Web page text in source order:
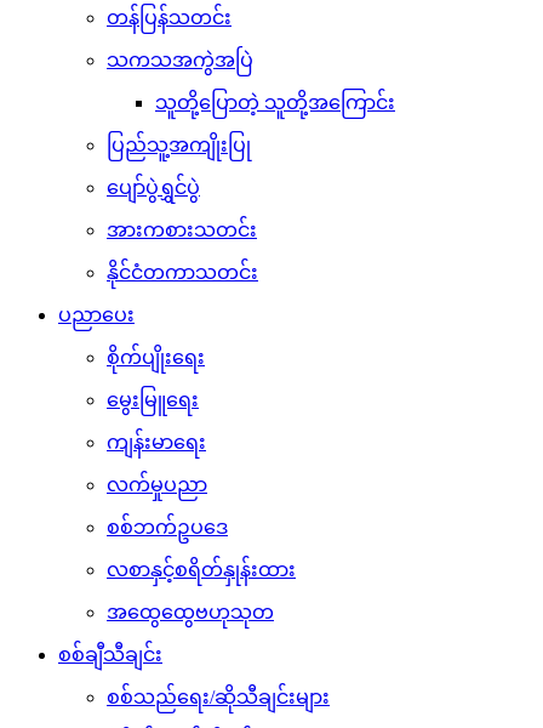
တန်ပြန်သတင်း
သကသအကွဲအပြဲ
သူတို့ပြောတဲ့ သူတို့အကြောင်း
ပြည်သူ့အကျိုးပြု
ပျော်ပွဲရွှင်ပွဲ
အားကစားသတင်း
နိုင်ငံတကာသတင်း
ပညာပေး
စိုက်ပျိုးရေး
မွေးမြူရေး
ကျန်းမာရေး
လက်မှုပညာ
စစ်ဘက်ဥပဒေ
လစာနှင့်စရိတ်နှုန်းထား
အထွေထွေဗဟုသုတ
စစ်ချီသီချင်း
စစ်သည်ရေး/ဆိုသီချင်းများ